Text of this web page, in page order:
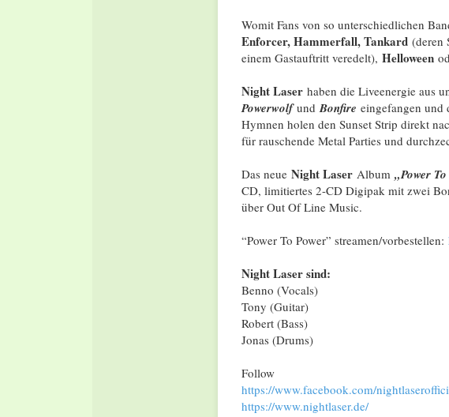
Womit Fans von so unterschiedlichen
Enforcer, Hammerfall, Tankard(deren
einem Gastauftritt veredelt), Helloween
Night Laser haben die Liveenergie aus
Powerwolfund Bonfire eingefangen und
Hymnen holen den Sunset Strip direkt
für rauschende Metal Parties und
Das neue Night LaserAlbum „Power
CD, limitiertes 2-CD Digipak mit zwei
über Out Of Line Music.
“Power To Power” streamen/vorbestellen:
Night Laser sind:
Benno (Vocals)
Tony (Guitar)
Robert (Bass)
Jonas (Drums)
Follow
https://www.facebook.com/
https://www.nightlaser.de/